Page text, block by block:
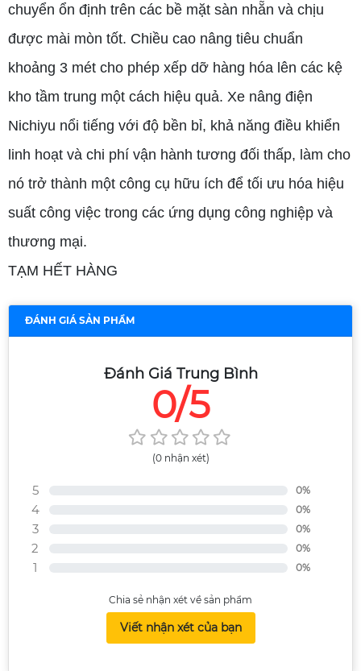
chuyển ổn định trên các bề mặt sàn nhẵn và chịu
được mài mòn tốt. Chiều cao nâng tiêu chuẩn
khoảng 3 mét cho phép xếp dỡ hàng hóa lên các kệ
kho tầm trung một cách hiệu quả. Xe nâng điện
Nichiyu nổi tiếng với độ bền bỉ, khả năng điều khiển
linh hoạt và chi phí vận hành tương đối thấp, làm cho
nó trở thành một công cụ hữu ích để tối ưu hóa hiệu
suất công việc trong các ứng dụng công nghiệp và
thương mại.
TẠM HẾT HÀNG
ĐÁNH GIÁ SẢN PHẨM
Đánh Giá Trung Bình
0/5
(0 nhận xét)
5 0%
4 0%
3 0%
2 0%
1 0%
Chia sẻ nhận xét về sản phẩm
Viết nhận xét của bạn